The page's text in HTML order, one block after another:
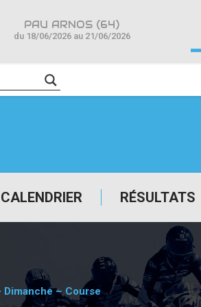
CALENDRIER RÉSULTATS
PAU ARNOS (64)
du 18/06/2026 au 21/06/2026
– Course